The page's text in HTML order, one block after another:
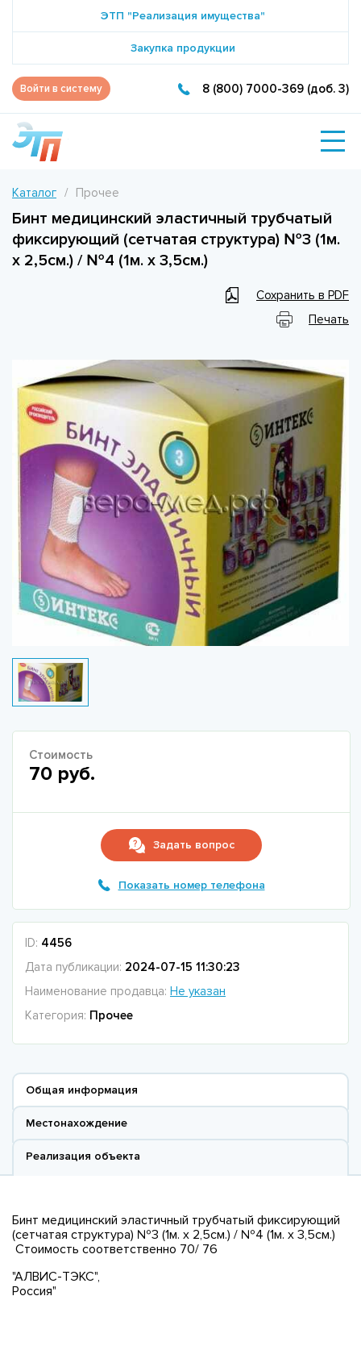
ЭТП "Реализация имущества"
Закупка продукции
Войти в систему 8 (800) 7000-369 (доб. 3)
Каталог Прочее
Бинт медицинский эластичный трубчатый
фиксирующий (сетчатая структура) №3 (1м.
х 2,5см.) / №4 (1м. х 3,5см.)
Сохранить в PDF
Печать
Стоимость
70 руб.
Задать вопрос
Показать номер телефона
ID: 4456
Дата публикации: 2024-07-15 11:30:23
Наименование продавца: Не указан
Категория: Прочее
Общая информация
Местонахождение
Реализация объекта
Бинт медицинский эластичный трубчатый фиксирующий
(сетчатая структура) №3 (1м. х 2,5см.) / №4 (1м. х 3,5см.)
Стоимость соответственно 70/ 76
"АЛВИС-ТЭКС",
Россия"